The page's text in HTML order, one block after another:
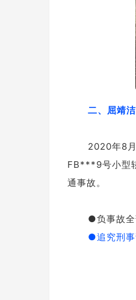
二、屈靖洁
2020年8
FB***9号小型
通事故。
●负事故全
●追究刑事